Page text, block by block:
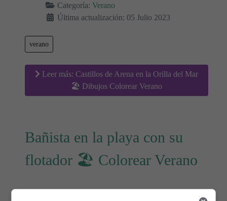
Categoría: Verano
Última actualización: 05 Julio 2023
verano
Leer más: Castillos de Arena en la Orilla del Mar
🏖 Dibujos Colorear Verano
Bañista en la playa con su
flotador 🏖 Colorear Verano